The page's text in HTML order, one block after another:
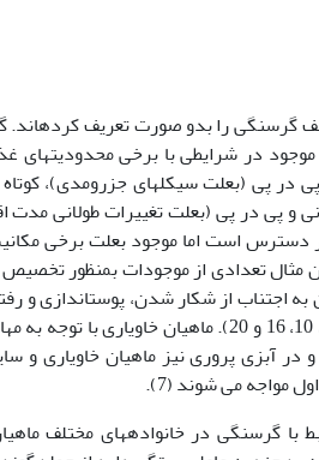
در شرایطی با برخی محدودیت­های
در پی (بعلت سیکل­های جزرومدی)،
دسترس است اما موجود بعلت برخی
مثال تعدادی از موجودات بمنظور
به اجتناب از شکار شدن، پوست­اندازی و
اشاره کرد (6، 10، 16 و 20). ماهیان
در آبزی پروری نیز ماهیان خاویاری و
مواجه می شوند (7).
با گرسنگی در خانواده­های مختلف